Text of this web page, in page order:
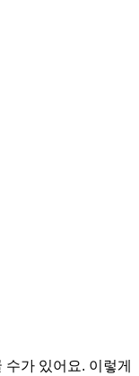
가 있어요. 이렇게